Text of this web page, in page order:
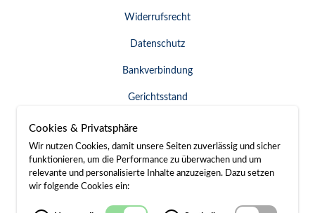
Widerrufsrecht
Datenschutz
Bankverbindung
Gerichtsstand
Widerruf erklären
SERVICE & KONTAKT
Besuch / Anfahrt
Cookies & Privatsphäre
Wir nutzen Cookies, damit unsere Seiten zuverlässig und sicher
funktionieren, um die Performance zu überwachen und um
relevante und personalisierte Inhalte anzuzeigen. Dazu setzen
wir folgende Cookies ein: